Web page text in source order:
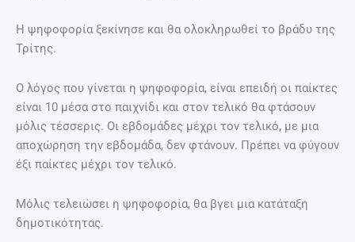
Η ψηφοφορία ξεκίνησε και θα ολοκληρωθεί το βράδυ της
Τρίτης.
Ο λόγος που γίνεται η ψηφοφορία, είναι επειδή οι παίκτες
είναι 10 μέσα στο παιχνίδι και στον τελικό θα φτάσουν
μόλις τέσσερις. Οι εβδομάδες μέχρι τον τελικό, με μια
αποχώρηση την εβδομάδα, δεν φτάνουν. Πρέπει να φύγουν
έξι παίκτες μέχρι τον τελικό.
Μόλις τελειώσει η ψηφοφορία, θα βγει μια κατάταξη
δημοτικότητας.